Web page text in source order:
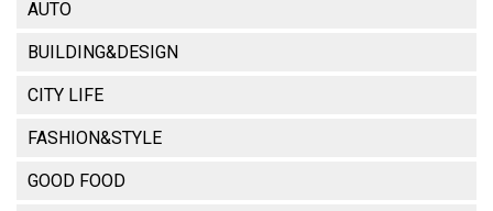
AUTO
BUILDING&DESIGN
CITY LIFE
FASHION&STYLE
GOOD FOOD